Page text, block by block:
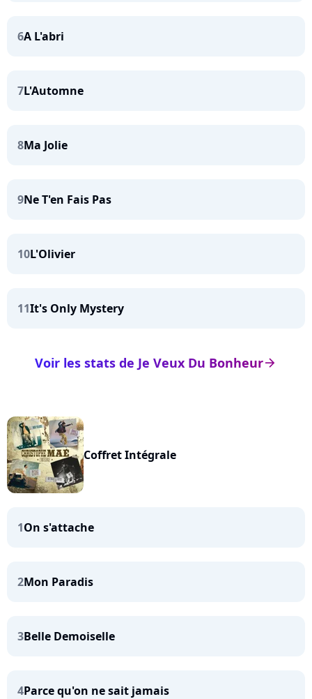
6A L'abri
7L'Automne
8Ma Jolie
9Ne T'en Fais Pas
10L'Olivier
11It's Only Mystery
arrow_right
Voir les stats de Je Veux Du Bonheur
Coffret Intégrale
1On s'attache
2Mon Paradis
3Belle Demoiselle
4Parce qu'on ne sait jamais